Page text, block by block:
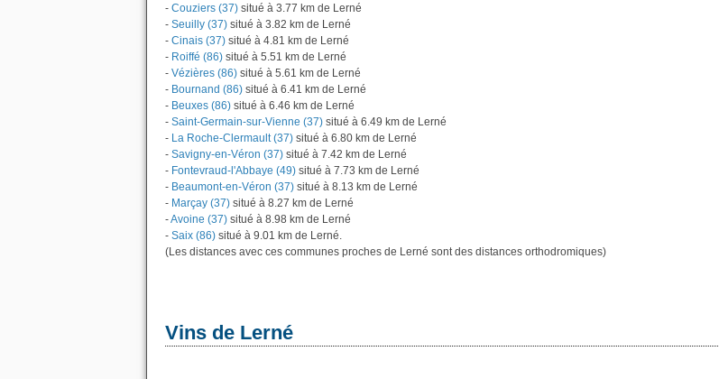
- Couziers (37) situé à 3.77 km de Lerné
- Seuilly (37) situé à 3.82 km de Lerné
- Cinais (37) situé à 4.81 km de Lerné
- Roiffé (86) situé à 5.51 km de Lerné
- Vézières (86) situé à 5.61 km de Lerné
- Bournand (86) situé à 6.41 km de Lerné
- Beuxes (86) situé à 6.46 km de Lerné
- Saint-Germain-sur-Vienne (37) situé à 6.49 km de Lerné
- La Roche-Clermault (37) situé à 6.80 km de Lerné
- Savigny-en-Véron (37) situé à 7.42 km de Lerné
- Fontevraud-l'Abbaye (49) situé à 7.73 km de Lerné
- Beaumont-en-Véron (37) situé à 8.13 km de Lerné
- Marçay (37) situé à 8.27 km de Lerné
-Avoine (37) situé à 8.98 km de Lerné
- Saix (86) situé à 9.01 km de Lerné.
(Les distances avec ces communes proches de Lerné sont des distances orthodromiques)
Vins de Lerné